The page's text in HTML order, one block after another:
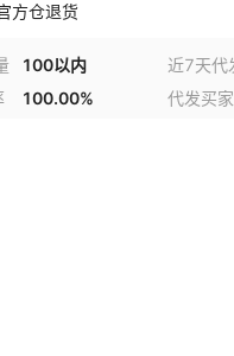
方仓退货
100以内 近7天代
100.00% 代发买